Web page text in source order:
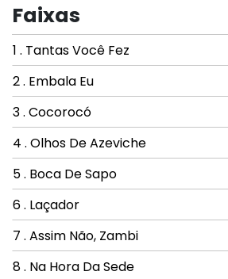
Faixas
1 . Tantas Você Fez
2 . Embala Eu
3 . Cocorocó
4 . Olhos De Azeviche
5 . Boca De Sapo
6 . Laçador
7 . Assim Não, Zambi
8 . Na Hora Da Sede